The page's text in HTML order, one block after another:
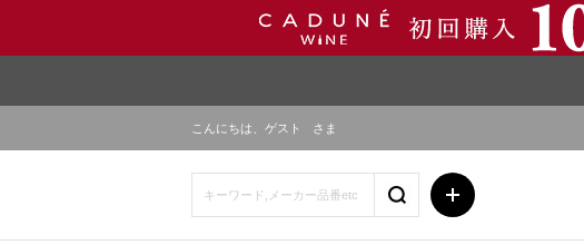
こんにちは、 ゲスト さま